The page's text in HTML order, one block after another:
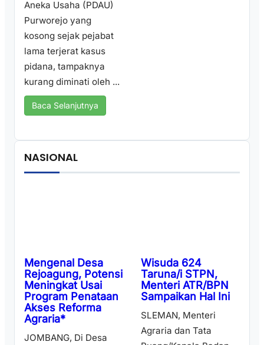
Aneka Usaha (PDAU)
Purworejo yang
kosong sejak pejabat
lama terjerat kasus
pidana, tampaknya
kurang diminati oleh ...
Baca Selanjutnya
NASIONAL
Mengenal Desa
Rejoagung, Potensi
Meningkat Usai
Program Penataan
Akses Reforma
Agraria*
JOMBANG, Di Desa
Wisuda 624
Taruna/i STPN,
Menteri ATR/BPN
Sampaikan Hal Ini
SLEMAN, Menteri
Agraria dan Tata